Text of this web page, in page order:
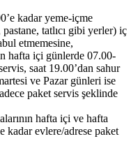
kadar yeme-içme
tatlıcı gibi yerler) iç
etmemesine,
hafta içi günlerde 07.00-
saat 19.00’dan sahur
ve Pazar günleri ise
paket servis şeklinde
hafta içi ve hafta
kadar evlere/adrese paket